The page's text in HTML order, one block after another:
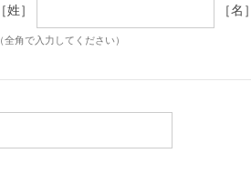
［姓］ ［名］
（全角で入力してください）